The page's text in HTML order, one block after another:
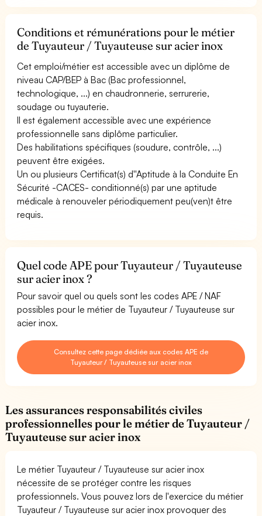
Conditions et rémunérations pour le métier
de Tuyauteur / Tuyauteuse sur acier inox
Cet emploi/métier est accessible avec un diplôme de
niveau CAP/BEP à Bac (Bac professionnel,
technologique, ...) en chaudronnerie, serrurerie,
soudage ou tuyauterie.
Il est également accessible avec une expérience
professionnelle sans diplôme particulier.
Des habilitations spécifiques (soudure, contrôle, ...)
peuvent être exigées.
Un ou plusieurs Certificat(s) d''Aptitude à la Conduite En
Sécurité -CACES- conditionné(s) par une aptitude
médicale à renouveler périodiquement peu(ven)t être
requis.
Quel code APE pour Tuyauteur / Tuyauteuse
sur acier inox ?
Pour savoir quel ou quels sont les codes APE / NAF
possibles pour le métier de Tuyauteur / Tuyauteuse sur
acier inox.
Consultez cette page dédiée aux codes APE de
Tuyauteur / Tuyauteuse sur acier inox
Les assurances responsabilités civiles
professionnelles pour le métier de Tuyauteur /
Tuyauteuse sur acier inox
Le métier Tuyauteur / Tuyauteuse sur acier inox
nécessite de se protéger contre les risques
professionnels. Vous pouvez lors de l'exercice du métier
Tuyauteur / Tuyauteuse sur acier inox provoquer des